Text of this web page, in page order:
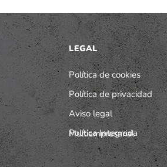
LEGAL
Política de cookies
Política de privacidad
Aviso legal
Política Integrada Multiempresarial